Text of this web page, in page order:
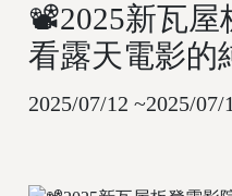
📽2025新瓦屋
看露天電影的
2025/07/12 ~2025/07/